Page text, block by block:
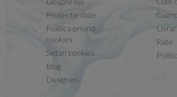
Conform descrierii!
13.02.2026
Protectie date
Politica privind
cookies
Setari cookies
Blog
Designeri
Cum
Rate